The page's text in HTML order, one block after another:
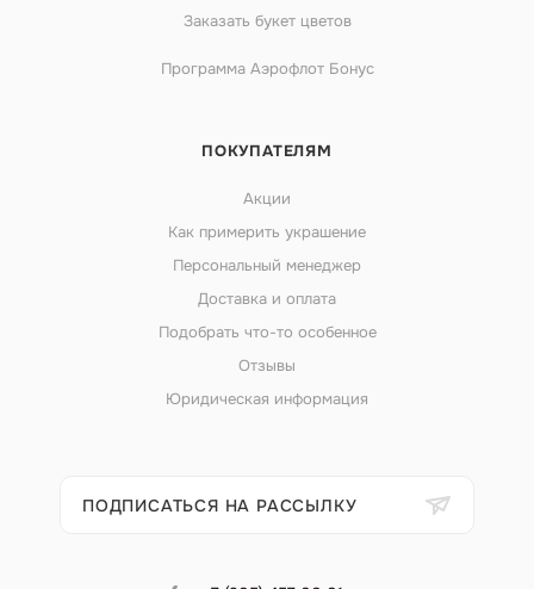
Заказать букет цветов
Программа Аэрофлот Бонус
ПОКУПАТЕЛЯМ
Акции
Как примерить украшение
Персональный менеджер
Доставка и оплата
Подобрать что-то особенное
Отзывы
Юридическая информация
ПОДПИСАТЬСЯ НА РАССЫЛКУ